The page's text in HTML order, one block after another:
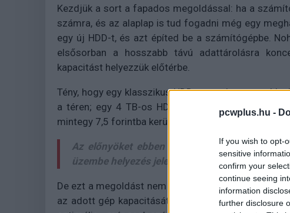
pcwplus.hu -
If you wish to opt-
sensitive
confirm your
continue seeing
information
further disclosure
Kezdjük a sort a fapados megoldással: ha a
számra, és az alaplap is tud fogadni még egy
egy új HDD-t, és azt építed be a számítógépbe.
elsősorban a hosszabb távú adattárolásra
kapacitást helyezzük előtérbe.
Tény, hogy egy klasszikus HDD nem a
a téren; egy 4 TB-os HDD-t körülbelül 30 ezer
mintegy 7,5 forintba kerül csupán (a HDD-k
Az előnyöket ebben az esetben a
üzembe helyezés jelenti.
De ezt a megoldást nem véletlenül neveztük
az adott gép kapacitását növeli, és van ugyan